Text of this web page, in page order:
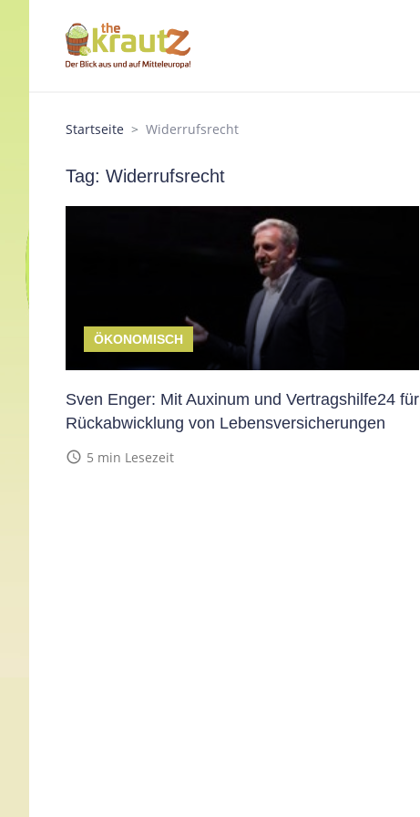
Startseite Widerrufsrecht
Tag: Widerrufsrecht
ÖKONOMISCH
Sven Enger: Mit Auxinum und Vertragshilfe24 für
Rückabwicklung von Lebensversicherungen
access_time 5 min Lesezeit